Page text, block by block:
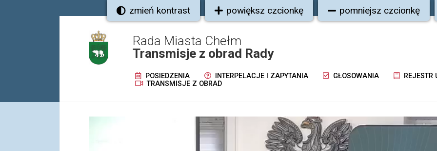
zmień kontrast powiększ czcionkę pomniejsz czcionkę
Rada Miasta Chełm
Transmisje z obrad Rady
POSIEDZENIA INTERPELACJE I ZAPYTANIA GŁOSOWANIA
REJESTR
TRANSMISJE Z OBRAD